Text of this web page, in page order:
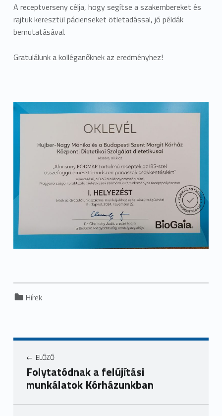
A receptverseny célja, hogy segítse a szakembereket és
rajtuk keresztül pácienseket ötletadással, jó példák
bemutatásával.
Gratulálunk a kolléganőknek az eredményhez!
Categorized in:
Hírek
ELŐZŐ
Folytatódnak a felújítási
munkálatok Kórházunkban